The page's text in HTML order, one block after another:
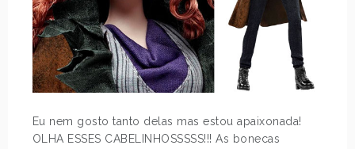
Eu nem gosto tanto delas mas estou apaixonada!
OLHA ESSES CABELINHOSSSSS!!! As bonecas